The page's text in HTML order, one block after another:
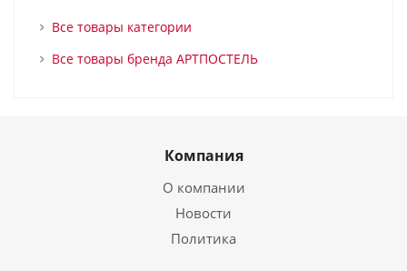
Все товары категории
Все товары бренда АРТПОСТЕЛЬ
Компания
О компании
Новости
Политика